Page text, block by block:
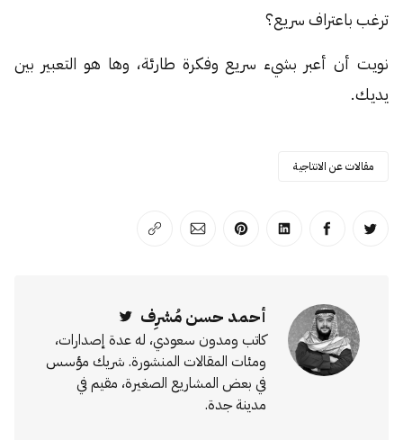
ترغب باعتراف سريع؟
نويت أن أعبر بشيء سريع وفكرة طارئة، وها هو التعبير بين
يديك.
مقالات عن الانتاجية
انشر على تويترانشر على الفيسبوك
انشر على لينكد إن
انشر على بينترست
انشر على الإيميل
انسخ الرابط
أحمد حسن مُشرِف
كاتب ومدون سعودي، له عدة إصدارات،
ومئات المقالات المنشورة. شريك مؤسس
في بعض المشاريع الصغيرة، مقيم في
مدينة جدة.